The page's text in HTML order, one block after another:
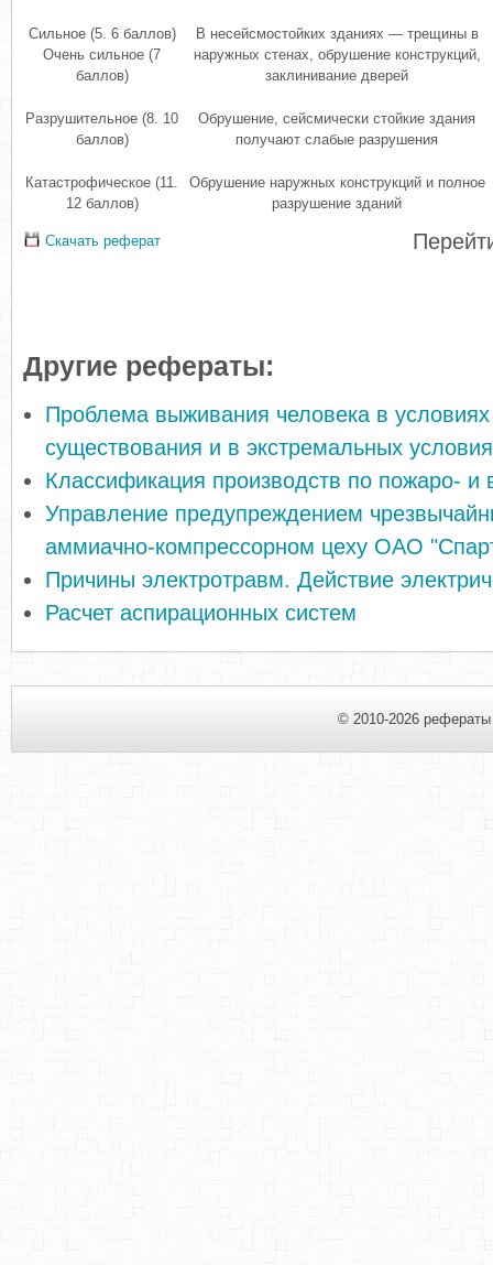
Сильное (5. 6 баллов)
Очень сильное (7
баллов)
В несейсмостойких зданиях — трещины в
наружных стенах, обрушение конструкций,
заклинивание дверей
Разрушительное (8. 10
баллов)
Обрушение, сейсмически стойкие здания
получают слабые разрушения
Катастрофическое (11.
12 баллов)
Обрушение наружных конструкций и полное
разрушение зданий
Скачать реферат
Другие рефераты:
Проблема выживания человека в
существования и в экстремальных
Классификация производств по пожаро- и
Управление предупреждением
аммиачно-компрессорном цеху ОАО
Причины электротравм. Действие
Расчет аспирационных систем
© 2010-2026 рефераты